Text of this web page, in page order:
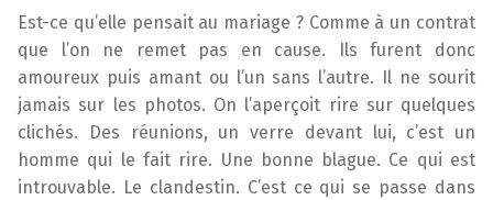
Est-ce qu’elle pensait au mariage ? Comme à un contrat
que l’on ne remet pas en cause. Ils furent donc
amoureux puis amant ou l’un sans l’autre. Il ne sourit
jamais sur les photos. On l’aperçoit rire sur quelques
clichés. Des réunions, un verre devant lui, c’est un
homme qui le fait rire. Une bonne blague. Ce qui est
introuvable. Le clandestin. C’est ce qui se passe dans